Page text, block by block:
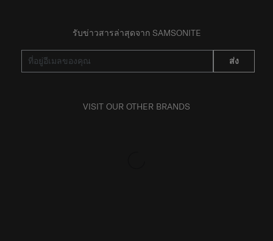
รับข่าวสารล่าสุดจาก SAMSONITE
ส่ง
VISIT OUR OTHER BRANDS